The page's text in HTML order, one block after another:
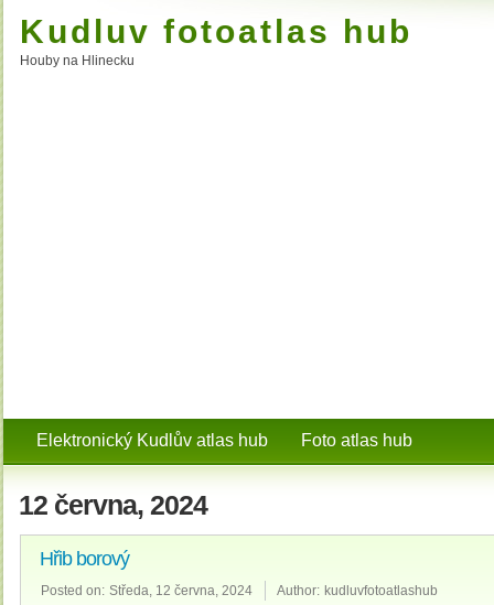
Kudluv fotoatlas hub
Houby na Hlinecku
Elektronický Kudlův atlas hub Foto atlas hub
12 června, 2024
Hřib borový
Posted on: Středa, 12 června, 2024 Author: kudluvfotoatlashub